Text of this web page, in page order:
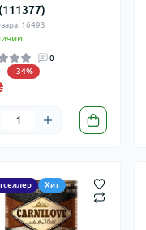
16493
0
-34%
Хит